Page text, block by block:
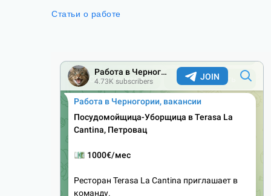
Статьи о работе